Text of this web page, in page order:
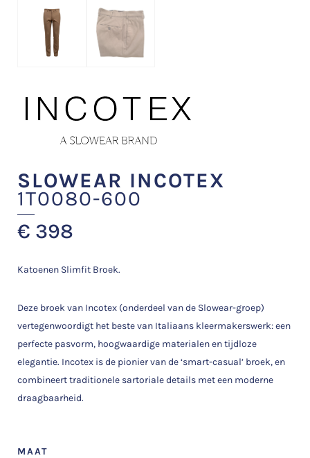
SLOWEAR INCOTEX
1T0080-600
€ 398
Katoenen Slimfit Broek.
Deze broek van Incotex (onderdeel van de Slowear-groep)
vertegenwoordigt het beste van Italiaans kleermakerswerk: een
perfecte pasvorm, hoogwaardige materialen en tijdloze
elegantie. Incotex is de pionier van de ‘smart-casual’ broek, en
combineert traditionele sartoriale details met een moderne
draagbaarheid.
MAAT